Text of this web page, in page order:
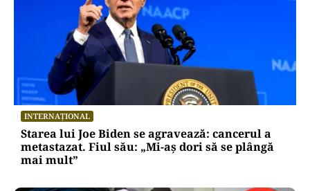
INTERNAȚIONAL
Starea lui Joe Biden se agravează: cancerul a
metastazat. Fiul său: „Mi-aș dori să se plângă
mai mult”